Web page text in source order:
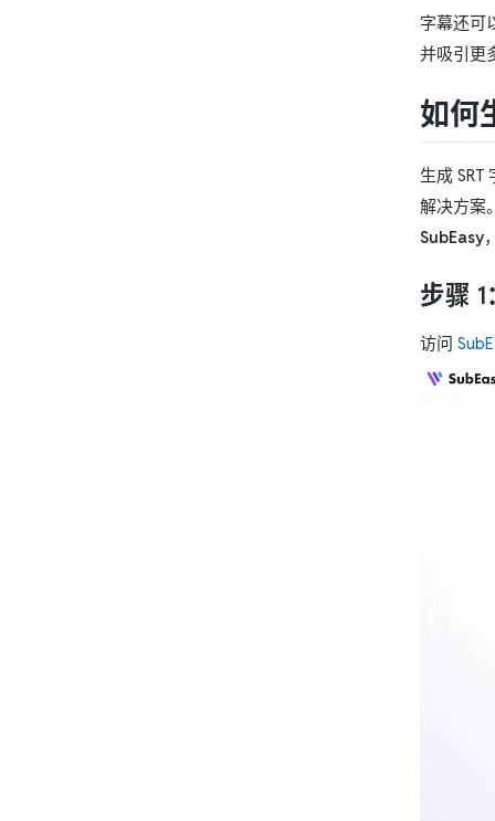
字幕还可
并吸引更
如何
生成
解决方案
SubEasy
步骤
访问